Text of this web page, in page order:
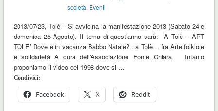
società, Eventi
2013/07/23, Tolè – Si avvicina la manifestazione 2013 (Sabato 24 e
domenica 25 Agosto). Il tema di quest’anno sarà: A Tolè – ART
TOLE’ Dove è in vacanza Babbo Natale? ..a Tolè… fra Arte folklore
e solidarietà A cura dell’Associazione Fonte Chiara Intanto
proponiamo il video del 1998 dove si …
Condividi:
Facebook X Reddit